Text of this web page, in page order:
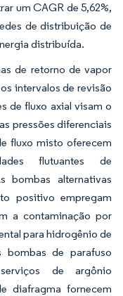
um CAGR de 5,62%,
de distribuição de
distribuída.
de retorno de vapor
intervalos de revisão
de fluxo axial visam o
pressões diferenciais
fluxo misto oferecem
flutuantes de
bombas alternativas
positivo empregam
a contaminação por
para hidrogênio de
bombas de parafuso
de argônio
diafragma fornecem